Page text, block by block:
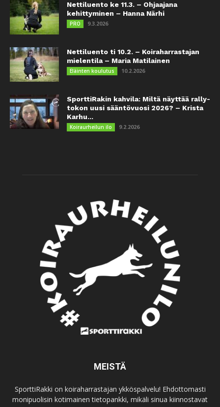
Nettiluento ke 11.3. – Ohjaajana
kehittyminen – Hanna Närhi
PRO 9.3.2026
Nettiluento ti 10.2. – Koiraharrastajan
mielentila – Maria Matilainen
Eläinten koulutus 10.2.2026
SporttiRakin kahvila: Miltä näyttää rally-
tokon uusi sääntövuosi 2026? – Krista
Karhu...
Koiraurheilun ilo 9.2.2026
MEISTÄ
SporttiRakki on koiraharrastajan ykköspalvelu! Ehdottomasti
monipuolisin kotimainen tietopankki, mikäli sinua kiinnostavat